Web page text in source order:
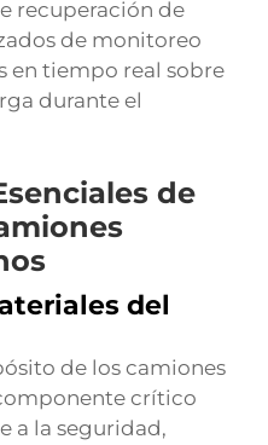
recuperación de
de monitoreo
en tiempo real sobre
durante el
de
del
de los camiones
crítico
a la seguridad,